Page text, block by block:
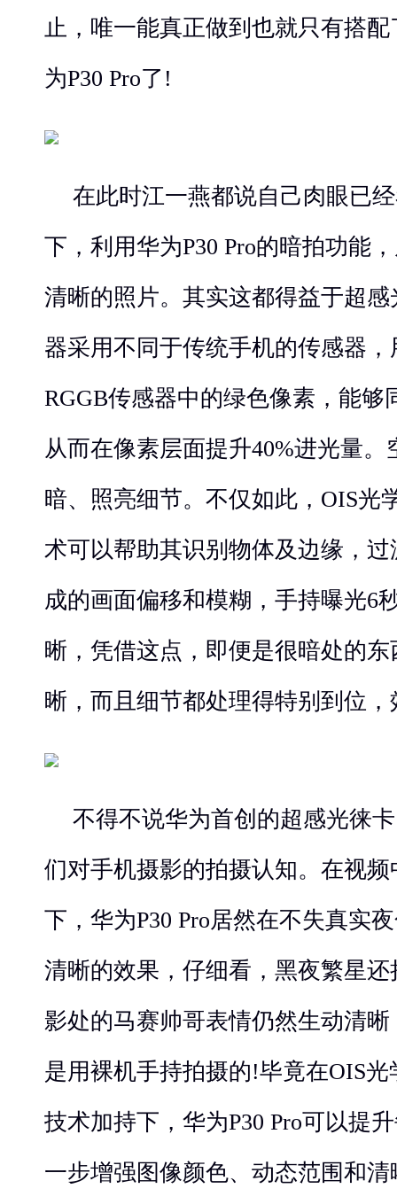
止，唯一能真正做到也就只有搭
为P30 Pro了!
在此时江一燕都说自己肉眼已
下，利用华为P30 Pro的暗拍功能
清晰的照片。其实这都得益于超
器采用不同于传统手机的传感器
RGGB传感器中的绿色像素，能够
从而在像素层面提升40%进光量
暗、照亮细节。不仅如此，OIS光
术可以帮助其识别物体及边缘，
成的画面偏移和模糊，手持曝光6
晰，凭借这点，即便是很暗处的
晰，而且细节都处理得特别到位
不得不说华为首创的超感光徕
们对手机摄影的拍摄认知。在视
下，华为P30 Pro居然在不失真实
清晰的效果，仔细看，黑夜繁星
影处的马赛帅哥表情仍然生动清
是用裸机手持拍摄的!毕竟在OIS
技术加持下，华为P30 Pro可以提
一步增强图像颜色、动态范围和